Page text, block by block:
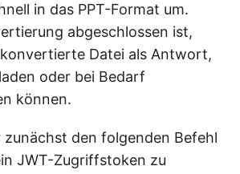
in das PPT-Format um.
abgeschlossen ist,
Datei als Antwort,
oder bei Bedarf
können.
zunächst den folgenden Befehl
JWT-Zugriffstoken zu